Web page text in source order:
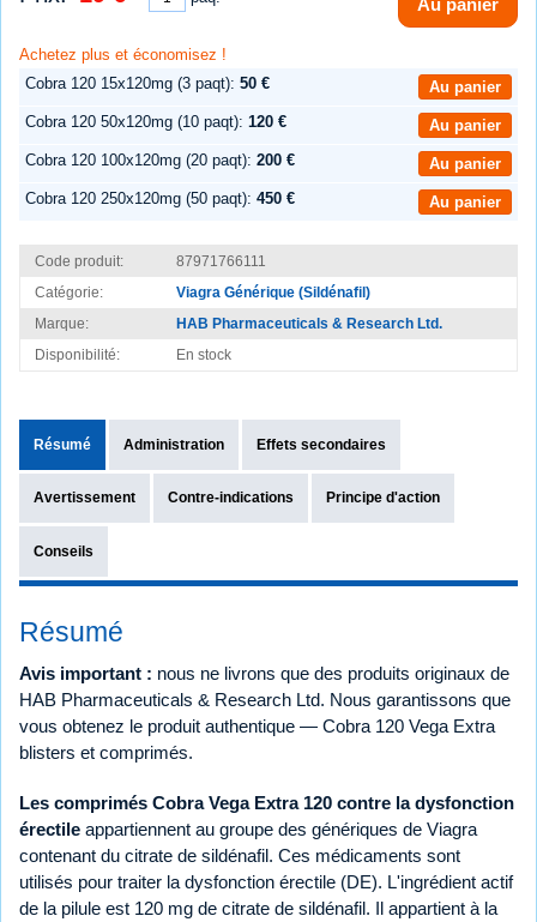
Au panier
Achetez plus et économisez !
Cobra 120 15x120mg (3 paqt): 50 €
Au panier
Cobra 120 50x120mg (10 paqt): 120 €
Au panier
Cobra 120 100x120mg (20 paqt): 200 €
Au panier
Cobra 120 250x120mg (50 paqt): 450 € Au panier
Code produit:
87971766111
Catégorie:
Viagra Générique (Sildénafil)
Marque:
HAB Pharmaceuticals & Research Ltd.
Disponibilité:
En stock
Résumé Administration Effets secondaires
Avertissement Contre-indications Principe d'action
Conseils
Résumé
Avis important : nous ne livrons que des produits originaux de
HAB Pharmaceuticals & Research Ltd. Nous garantissons que
vous obtenez le produit authentique — Cobra 120 Vega Extra
blisters et comprimés.
Les comprimés Cobra Vega Extra 120 contre la dysfonction
érectile appartiennent au groupe des génériques de Viagra
contenant du citrate de sildénafil. Ces médicaments sont
utilisés pour traiter la dysfonction érectile (DE). L'ingrédient actif
de la pilule est 120 mg de citrate de sildénafil. Il appartient à la